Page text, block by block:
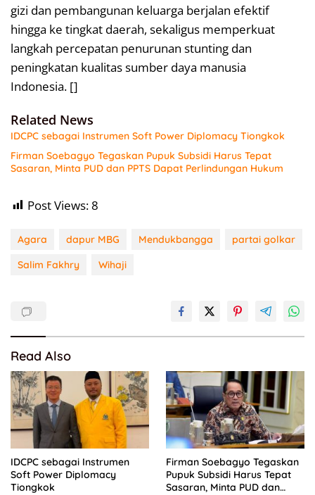
gizi dan pembangunan keluarga berjalan efektif
hingga ke tingkat daerah, sekaligus memperkuat
langkah percepatan penurunan stunting dan
peningkatan kualitas sumber daya manusia
Indonesia. []
Related News
IDCPC sebagai Instrumen Soft Power Diplomacy Tiongkok
Firman Soebagyo Tegaskan Pupuk Subsidi Harus Tepat
Sasaran, Minta PUD dan PPTS Dapat Perlindungan Hukum
Post Views:8
Agara dapur MBG Mendukbangga
partai golkar
Salim Fakhry
Wihaji
Read Also
IDCPC sebagai Instrumen
Soft Power Diplomacy
Tiongkok
Firman Soebagyo Tegaskan
Pupuk Subsidi Harus Tepat
Sasaran, Minta PUD dan